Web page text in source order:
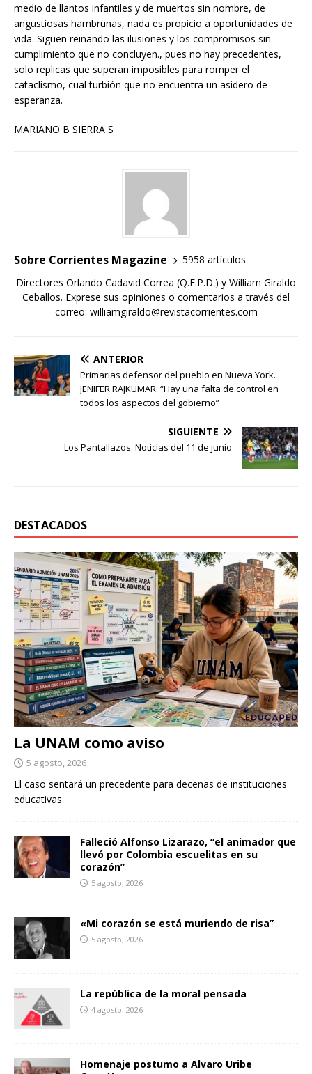
medio de llantos infantiles y de muertos sin nombre, de
angustiosas hambrunas, nada es propicio a oportunidades de
vida. Siguen reinando las ilusiones y los compromisos sin
cumplimiento que no concluyen., pues no hay precedentes,
solo replicas que superan imposibles para romper el
cataclismo, cual turbión que no encuentra un asidero de
esperanza.
MARIANO B SIERRA S
Sobre Corrientes Magazine
5958 artículos
Directores Orlando Cadavid Correa (Q.E.P.D.) y William Giraldo
Ceballos. Exprese sus opiniones o comentarios a través del
correo: williamgiraldo@revistacorrientes.com
ANTERIOR
Primarias defensor del pueblo en Nueva York.
JENIFER RAJKUMAR: “Hay una falta de control en
todos los aspectos del gobierno”
SIGUIENTE
Los Pantallazos. Noticias del 11 de junio
DESTACADOS
La UNAM como aviso
5 agosto, 2026
El caso sentará un precedente para decenas de instituciones
educativas
Falleció Alfonso Lizarazo, “el animador que
llevó por Colombia escuelitas en su
corazón”
5 agosto, 2026
«Mi corazón se está muriendo de risa”
5 agosto, 2026
La república de la moral pensada
4 agosto, 2026
Homenaje postumo a Alvaro Uribe